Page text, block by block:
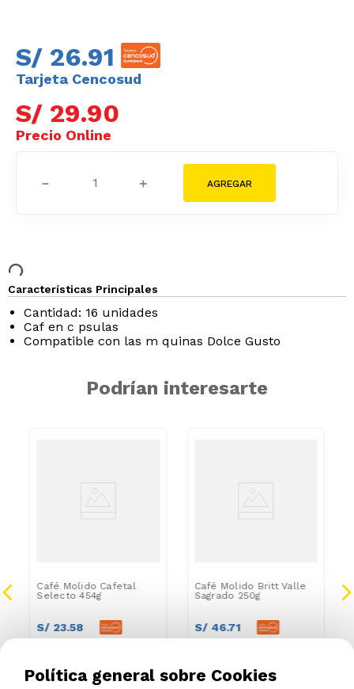
Tarjeta Cencosud
S/ 26.91
S/ 29.90
＋
－
Características Principales
Cantidad: 16 unidades
Caf en c psulas
Compatible con las m quinas Dolce Gusto
Podrían interesarte
Café Molido Cafetal
Selecto 454g
S/ 23.58
Café Molido Britt Valle
Sagrado 250g
S/ 46.71
Política general sobre Cookies